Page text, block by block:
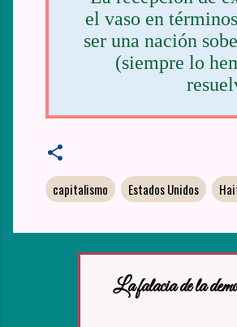
el vaso en
ser una nación
(siempre lo
capitalismo Estados Unidos
La falacia de la